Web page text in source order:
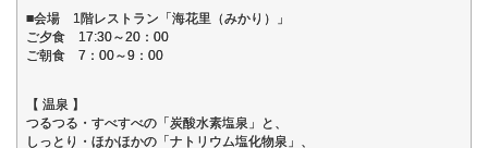
■会場 1階レストラン「海花里（みかり）」
ご夕食 17:30～20：00
ご朝食 7：00～9：00
【 温泉 】
つるつる・すべすべの「炭酸水素塩泉」と、
しっとり・ほかほかの「ナトリウム塩化物泉」、